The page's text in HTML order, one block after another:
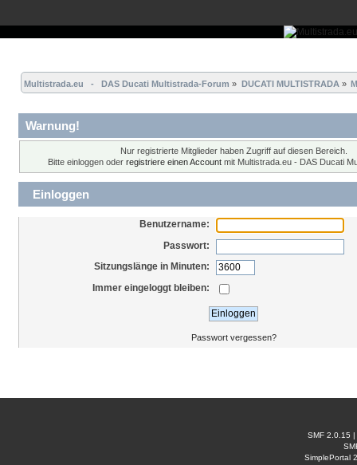
Multistrada.eu   -   DAS Ducati Multistrada-Forum » DUCATI MULTISTRADA »
Warnung!
Nur registrierte Mitglieder haben Zugriff auf diesen Bereich.
Bitte einloggen oder registriere einen Accountmit Multistrada.eu - DAS Ducati
Einloggen
Benutzername:
Passwort:
Sitzungslänge in Minuten:
Immer eingeloggt bleiben:
Passwort vergessen?
SMF 2.0.15
SimplePortal